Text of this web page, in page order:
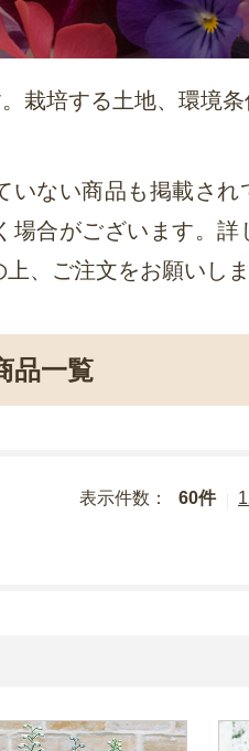
栽培する土地、環境
ない商品も掲載され
場合がございます。詳
、ご注文をお願いしま
品一覧
表示件数： 60件